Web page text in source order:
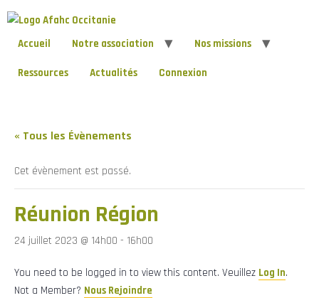
Accueil Notre association Nos missions
Ressources Actualités Connexion
« Tous les Évènements
Cet évènement est passé.
Réunion Région
24 juillet 2023 @ 14h00 - 16h00
You need to be logged in to view this content. Veuillez Log In.
Not a Member? Nous Rejoindre